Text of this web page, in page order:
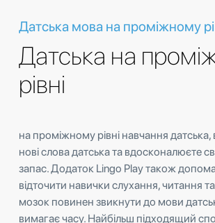
Датська мова на проміжному
Датська на
рівні
на проміжному рівні навчання датська,
нові слова датська та вдосконалюєте
запас. Додаток Lingo Play також
відточити навички слухання, читання
мозок повинен звикнути до мови
вимагає часу. Найбільш підходящий